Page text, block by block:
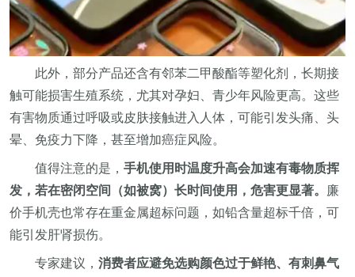
此外，部分产品还含有邻苯二甲酸酯等塑化剂，长期接
触可能损害生殖系统，尤其对孕妇、青少年风险更高。这些
有害物质通过呼吸或皮肤接触进入人体，可能引发头痛、头
晕、免疫力下降，甚至增加癌症风险。
值得注意的是， 手机使用时温度升高会加速有毒物质挥
发，若在密闭空间（如被窝）长时间使用，危害更显著。
廉
价手机壳也常存在重金属超标问题，如铅含量超标千倍，可
能引发肝肾损伤。
专家建议， 消费者应避免选购颜色过于鲜艳、有刺鼻气